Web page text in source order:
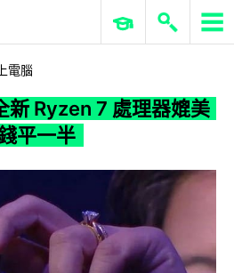
ERP 與商業 AI
電腦
新 Ryzen 7 處理器媲美
平一半